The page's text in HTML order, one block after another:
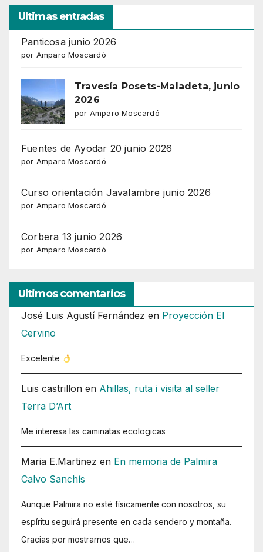
Ultimas entradas
Panticosa junio 2026
por Amparo Moscardó
Travesía Posets-Maladeta, junio
2026
por Amparo Moscardó
Fuentes de Ayodar 20 junio 2026
por Amparo Moscardó
Curso orientación Javalambre junio 2026
por Amparo Moscardó
Corbera 13 junio 2026
por Amparo Moscardó
Ultimos comentarios
José Luis Agustí Fernández en Proyección El
Cervino
Excelente
Luis castrillon en Ahillas, ruta i visita al seller
Terra D’Art
Me interesa las caminatas ecologicas
Maria E.Martinez en En memoria de Palmira
Calvo Sanchís
Aunque Palmira no esté físicamente con nosotros, su
espíritu seguirá presente en cada sendero y montaña.
Gracias por mostrarnos que…